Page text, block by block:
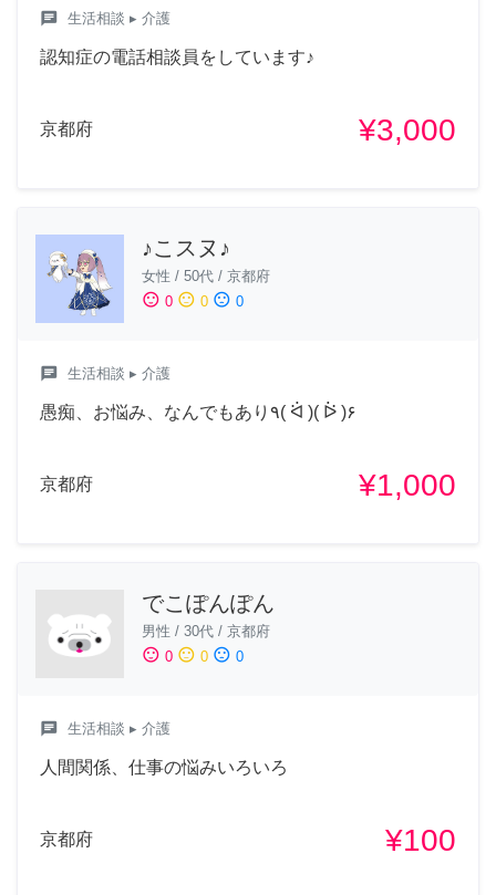
chat 生活相談 ▸ 介護
認知症の電話相談員をしています♪
京都府 ¥3,000
♪こスヌ♪
女性 / 50代 / 京都府
sentiment_satisfied 0 sentiment_neutral 0 sentiment_dissatisfied 0
chat 生活相談 ▸ 介護
愚痴、お悩み、なんでもあり‎٩( ᐛ )( ᐖ )۶
京都府 ¥1,000
でこぽんぽん
男性 / 30代 / 京都府
sentiment_satisfied 0 sentiment_neutral 0 sentiment_dissatisfied 0
chat 生活相談 ▸ 介護
人間関係、仕事の悩みいろいろ
京都府 ¥100